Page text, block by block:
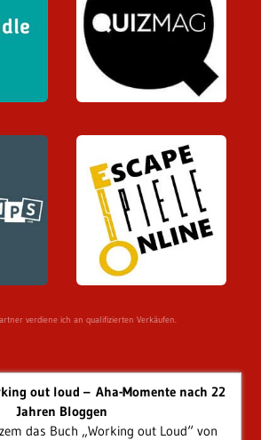
verdiene ich an qualifizierten Verkäufen.
out loud – Aha-Momente nach 22
Jahren Bloggen
das Buch „Working out Loud“ von